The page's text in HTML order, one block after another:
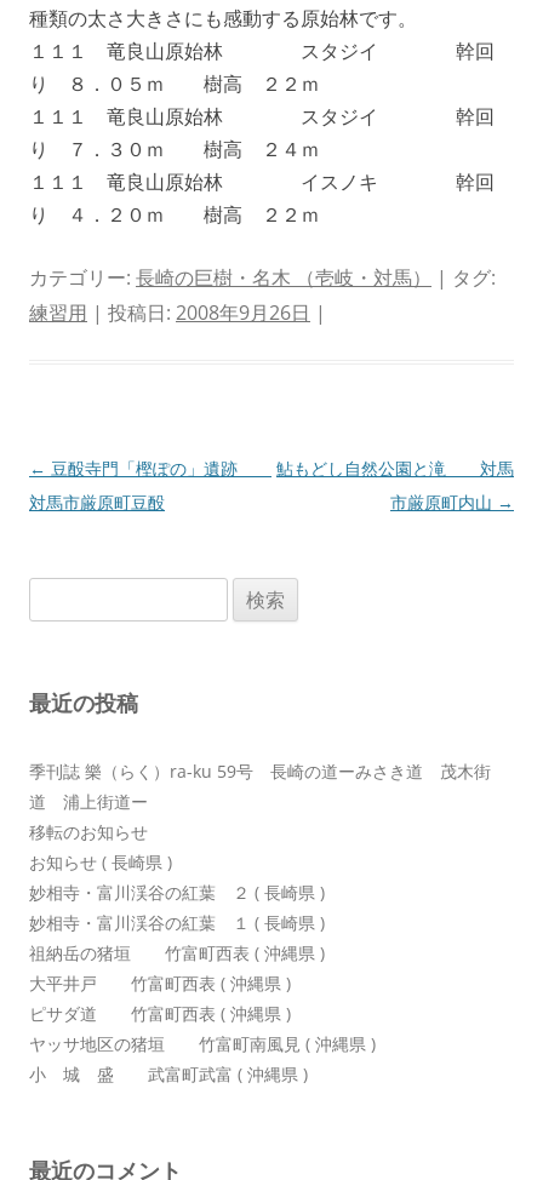
種類の太さ大きさにも感動する原始林です。
１１１ 竜良山原始林 スタジイ 幹回
り ８．０５ｍ 樹高 ２２ｍ
１１１ 竜良山原始林 スタジイ 幹回
り ７．３０ｍ 樹高 ２４ｍ
１１１ 竜良山原始林 イスノキ 幹回
り ４．２０ｍ 樹高 ２２ｍ
カテゴリー: 長崎の巨樹・名木 （壱岐・対馬）
| タグ:
練習用 | 投稿日: 2008年9月26日 |
投
稿
ョ
← 豆酘寺門「樫ぽの」遺跡
対馬市厳原町豆酘
鮎もどし自然公園と滝 対馬
市厳原町内山 →
索:
最近の投稿
季刊誌 樂（らく）ra-ku 59号 長崎の道ーみさき道 茂木街
道 浦上街道ー
移転のお知らせ
お知らせ ( 長崎県 )
妙相寺・富川渓谷の紅葉 ２ ( 長崎県 )
妙相寺・富川渓谷の紅葉 １ ( 長崎県 )
祖納岳の猪垣 竹富町西表 ( 沖縄県 )
大平井戸 竹富町西表 ( 沖縄県 )
ピサダ道 竹富町西表 ( 沖縄県 )
ヤッサ地区の猪垣 竹富町南風見 ( 沖縄県 )
小 城 盛 武富町武富 ( 沖縄県 )
最近のコメント